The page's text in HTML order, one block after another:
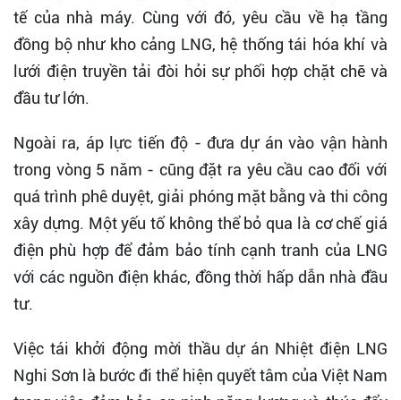
tế của nhà máy. Cùng với đó, yêu cầu về hạ tầng
đồng bộ như kho cảng LNG, hệ thống tái hóa khí và
lưới điện truyền tải đòi hỏi sự phối hợp chặt chẽ và
đầu tư lớn.
Ngoài ra, áp lực tiến độ - đưa dự án vào vận hành
trong vòng 5 năm - cũng đặt ra yêu cầu cao đối với
quá trình phê duyệt, giải phóng mặt bằng và thi công
xây dựng. Một yếu tố không thể bỏ qua là cơ chế giá
điện phù hợp để đảm bảo tính cạnh tranh của LNG
với các nguồn điện khác, đồng thời hấp dẫn nhà đầu
tư.
Việc tái khởi động mời thầu dự án Nhiệt điện LNG
Nghi Sơn là bước đi thể hiện quyết tâm của Việt Nam